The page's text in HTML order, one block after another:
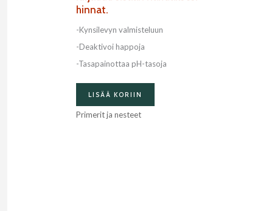
hinnat.
-Kynsilevyn valmisteluun
-Deaktivoi happoja
-Tasapainottaa pH-tasoja
LISÄÄ KORIIN
Primerit ja nesteet